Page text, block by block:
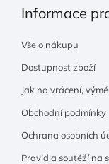
Informace
Vše o nákupu
Dostupnost zboží
Jak na vrácení,
Obchodní podmínky
Ochrana osobních
Pravidla soutěží na